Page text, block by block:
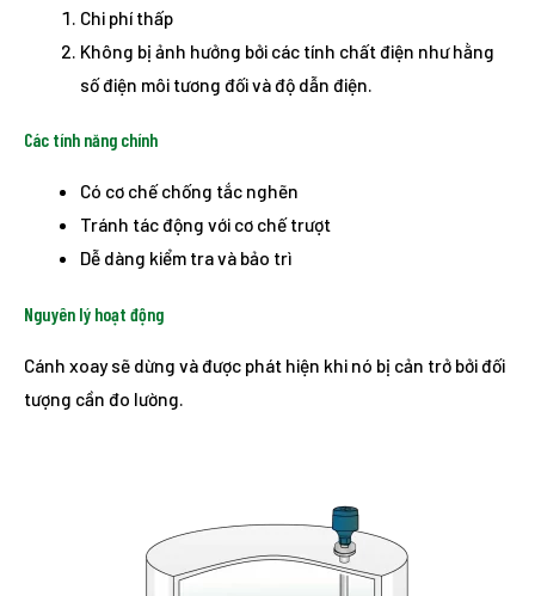
Chi phí thấp
Không bị ảnh hưởng bởi các tính chất điện như hằng
số điện môi tương đối và độ dẫn điện.
Các tính năng chính
Có cơ chế chống tắc nghẽn
Tránh tác động với cơ chế trượt
Dễ dàng kiểm tra và bảo trì
Nguyên lý hoạt động
Cánh xoay sẽ dừng và được phát hiện khi nó bị cản trở bởi đối
tượng cần đo lường.